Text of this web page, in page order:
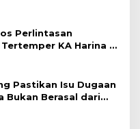
Perlintasan
KA Harina di
Jrakah Semarang
Pastikan Isu Dugaan
Bukan Berasal dari